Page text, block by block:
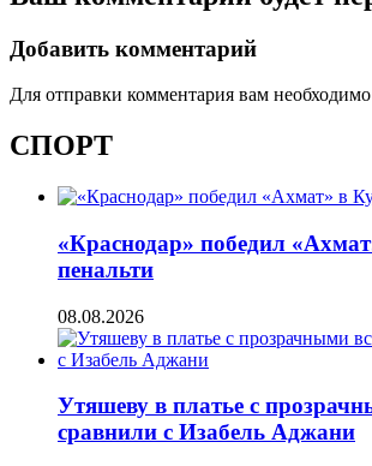
Добавить комментарий
Для отправки комментария вам необходимо
СПОРТ
«Краснодар» победил
пенальти
08.08.2026
Утяшеву в платье с
сравнили с Изабель Аджани